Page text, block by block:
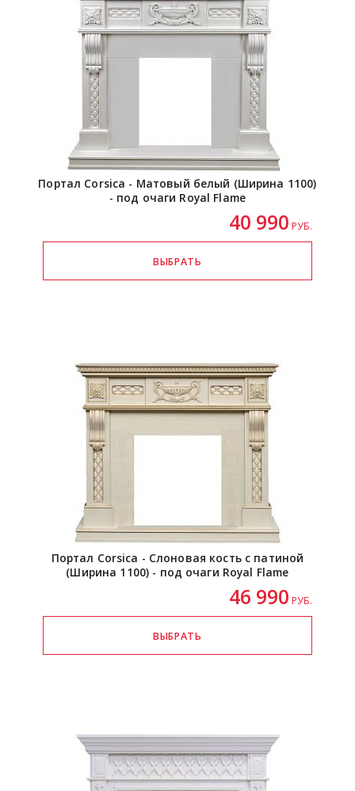
Портал Corsica - Матовый белый (Ширина 1100)
- под очаги Royal Flame
40 990 РУБ.
Портал Corsica - Слоновая кость с патиной
(Ширина 1100) - под очаги Royal Flame
46 990 РУБ.